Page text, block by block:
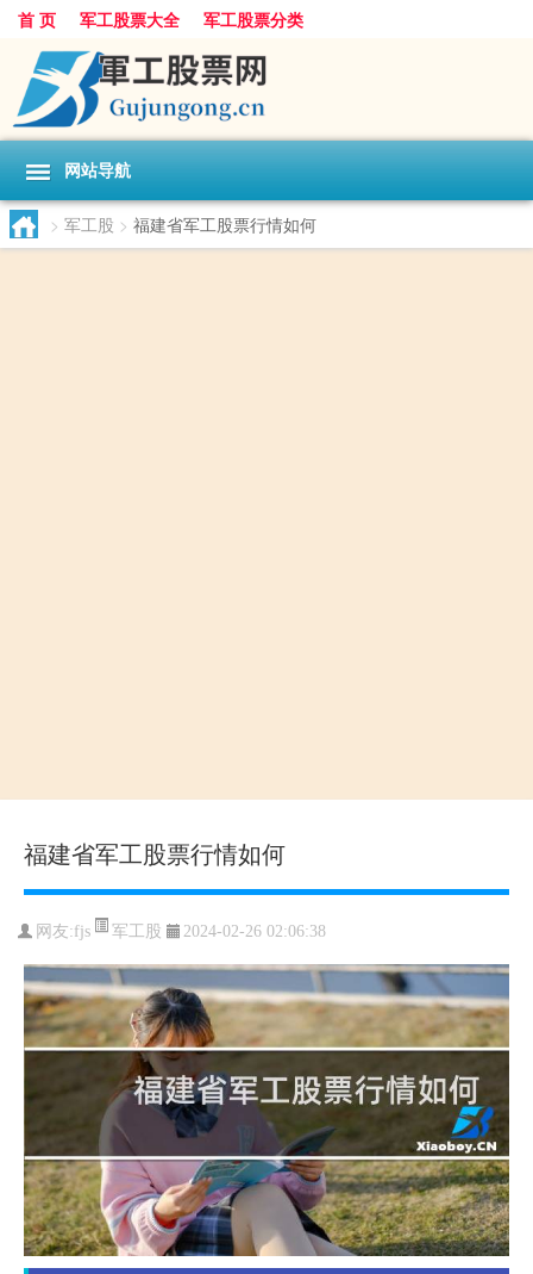
首 页 军工股票大全 军工股票分类
网站导航
> 军工股 > 福建省军工股票行情如何
福建省军工股票行情如何
网友:fjs 军工股 2024-02-26 02:06:38